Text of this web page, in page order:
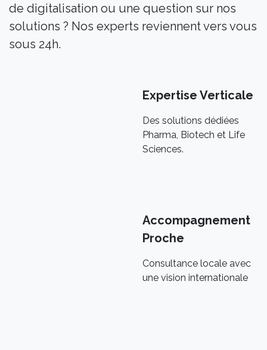
de digitalisation ou une question sur nos
solutions ? Nos experts reviennent vers vous
sous 24h.
Expertise Verticale
Des solutions dédiées
Pharma, Biotech et Life
Sciences.
Accompagnement
Proche
Consultance locale avec
une vision internationale